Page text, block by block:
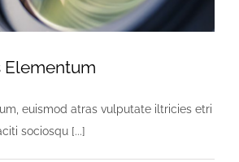
Elementum
euismod atras vulputate iltricies etri
sociosqu [...]